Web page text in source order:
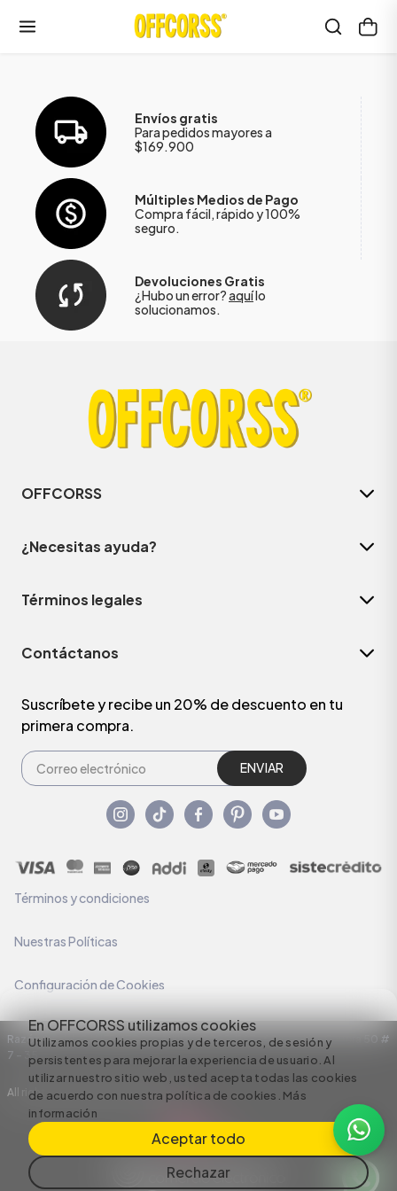
En OFFCORSS utilizamos cookies
Utilizamos cookies propias y de terceros, de sesión y
persistentes para mejorar la experiencia de usuario. Al
utilizar nuestro sitio web, usted acepta todas las cookies
de acuerdo con nuestra política de cookies. Más
información
Aceptar todo
Rechazar
Envíos gratis
Para pedidos mayores a
$169.900
Múltiples Medios de Pago
Compra fácil, rápido y 100%
seguro.
Devoluciones Gratis
¿Hubo un error?aquílo
solucionamos.
OFFCORSS
¿Necesitas ayuda?
Términos legales
Contáctanos
Suscríbete y recibe un 20% de descuento en tu
primera compra.
ENVIAR
Términos y condiciones
Nuestras Políticas
Configuración de Cookies
Razón Social: C.I HERMECO S.A. NIT: 890924167-6 Dirección: Carrera 50 #
7 – 35
All rights reserved empowered by